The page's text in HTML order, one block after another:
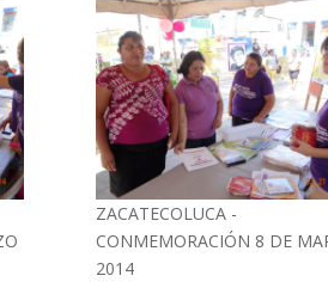
ZACATECOLUCA -
CONMEMORACIÓN 8 DE
2014